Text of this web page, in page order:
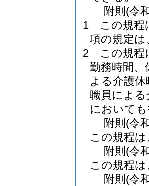
附則 (令
1
この規程
項の規定
2
この規程
勤務時間
よる介護
職員によ
において
附則 (令
この規程
附則 (令
この規程
附則 (令